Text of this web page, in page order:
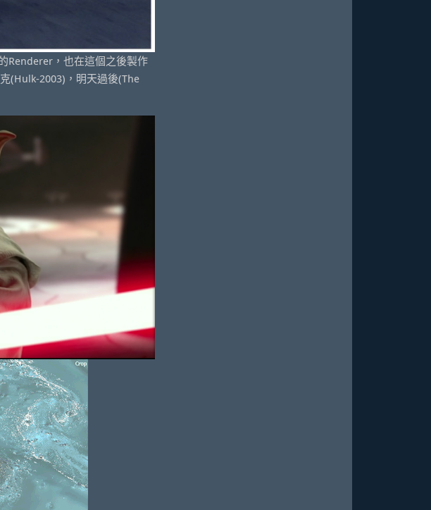
Renderer，也在這個之後製作
(Hulk-2003)，明天過後(The